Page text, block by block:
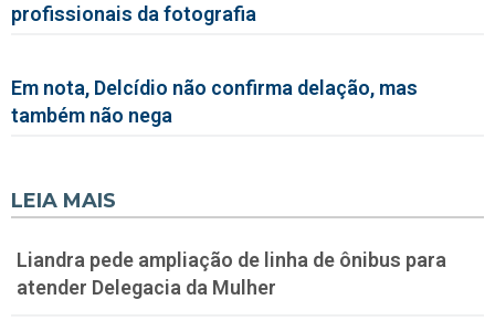
profissionais da fotografia
Em nota, Delcídio não confirma delação, mas
também não nega
LEIA MAIS
Liandra pede ampliação de linha de ônibus para
atender Delegacia da Mulher